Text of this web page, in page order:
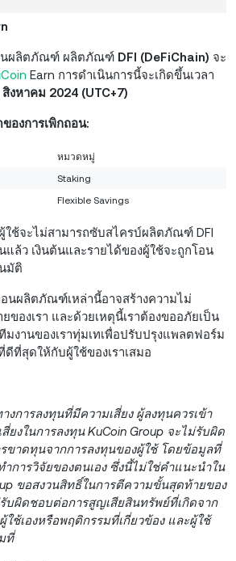
ยนผลิตภัณฑ์ ผลิตภัณฑ์ DFI (DeFiChain) จะ
Earn การดำเนินการนี้จะเกิดขึ้นเวลา
งหาคม 2024 (UTC+7)
องการเพิกถอน:
หมวดหมู่
Staking
Flexible Savings
ใช้จะไม่สามารถซับสไครบ์ผลิตภัณฑ์ DFI
แล้ว เงินต้นและรายได้ของผู้ใช้จะถูกโอน
มัติ
อนผลิตภัณฑ์เหล่านี้อาจสร้างความไม่
ของเรา และด้วยเหตุนี้เราต้องขออภัยเป็น
มงานของเราทุ่มเทเพื่อปรับปรุงแพลตฟอร์ม
ที่สุดให้กับผู้ใช้ของเราเสมอ
งการลงทุนที่มีความเสี่ยง ผู้ลงทุนควรเข้า
ยงในการลงทุน KuCoin Group จะไม่รับผิด
ขาดทุนจากการลงทุนของผู้ใช้ โดยข้อมูลที่
ำการวิจัยของตนเอง ซึ่งนี้ไม่ใช่คำแนะนำใน
ขอสงวนสิทธิ์ในการตีความขั้นสุดท้ายของ
บผิดชอบต่อการสูญเสียสินทรัพย์ที่เกิดจาก
ช้เองหรือพฤติกรรมที่เกี่ยวข้อง และผู้ใช้
ที่